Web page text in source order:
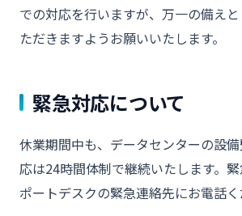
での対応を行いますが、万一の備え
ただきますようお願いいたします。
緊急対応について
休業期間中も、データセンターの設
応は24時間体制で継続いたします。
ポートデスクの緊急連絡先にお電話く